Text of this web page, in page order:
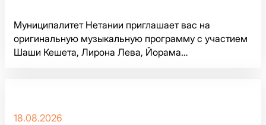
Муниципалитет Нетании приглашает вас на
оригинальную музыкальную программу с участием
Шаши Кешета, Лирона Лева, Йорама…
18.08.2026